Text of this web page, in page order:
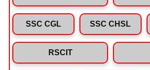
SSC CGL SSC CHSL
RSCIT